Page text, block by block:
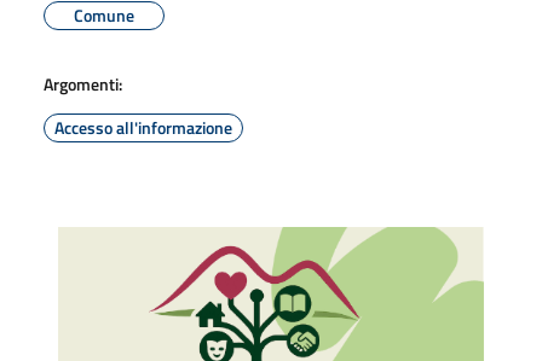
Comune
Argomenti:
Accesso all'informazione